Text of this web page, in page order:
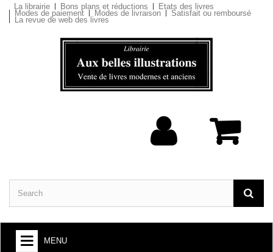
La librairie Bons plans et réductions Etats des livres
Modes de paiement Modes de livraison Satisfait ou remboursé
La revue de web des livres
MENU